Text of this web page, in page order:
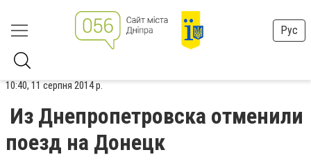
Рус
10:40, 11 серпня 2014 р.
Из Днепропетровска отменили
поезд на Донецк